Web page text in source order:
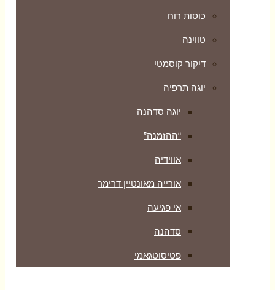
כוסות רוח
טווינה
דיקור קוסמטי
יוגה תרפיה
יוגה סדהנה
“ההזמנה”
אווידיה
אורייה מאונטיין דרימר
אי פגיעה
סדהנה
פטיסוטגאמי